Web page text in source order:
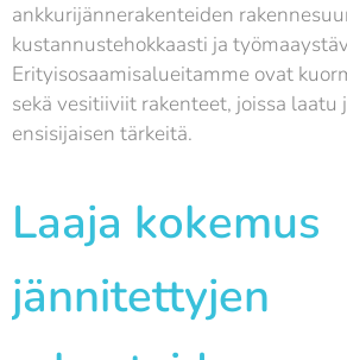
ankkurijännerakenteiden
kustannustehokkaasti ja
Erityisosaamisalueitamme ovat
sekä vesitiiviit rakenteet, joissa laatu
ensisijaisen tärkeitä.
Laaja kokemus
jännitettyjen